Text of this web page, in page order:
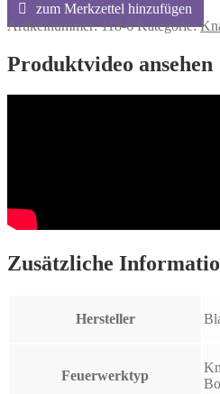
Artikelnummer:118-6 Kategorie:
Produktvideo ansehen
Zusätzliche
Hersteller
Feuerwerktyp